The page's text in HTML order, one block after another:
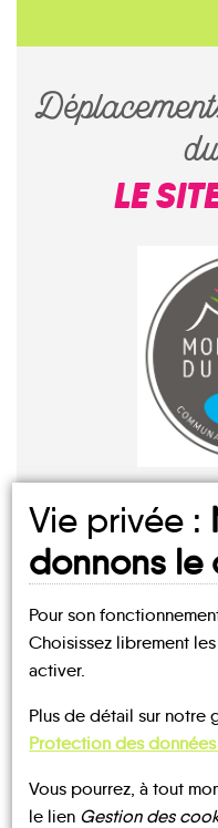
LE
Mes
DE
DES
DU GIFFRE
NOTRE PAGE
Vie privée :
donnons le
Pour son
Choisissez librement
activer.
Plus de détail sur notre
Protection des
Vous pourrez, à tout
le lien Gestion des